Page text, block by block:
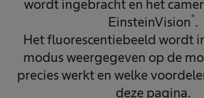
wordt ingebracht en het
EinsteinVision®.
Het fluorescentiebeeld wordt
modus weergegeven op de
precies werkt en welke
deze pagina.